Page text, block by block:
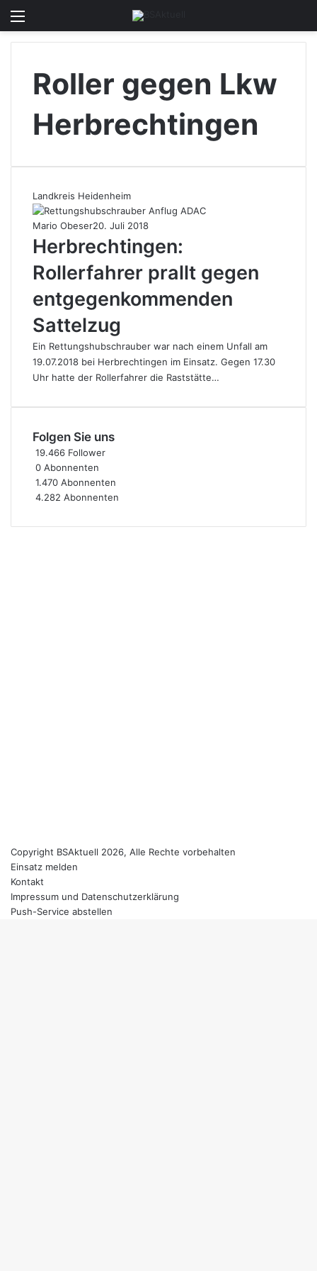
Roller gegen Lkw
Herbrechtingen
Landkreis Heidenheim
Mario Obeser20. Juli 2018
Herbrechtingen:
Rollerfahrer prallt gegen
entgegenkommenden
Sattelzug
Ein Rettungshubschrauber war nach einem Unfall am
19.07.2018 bei Herbrechtingen im Einsatz. Gegen 17.30
Uhr hatte der Rollerfahrer die Raststätte…
Folgen Sie uns
19.466 Follower
0 Abonnenten
1.470 Abonnenten
4.282 Abonnenten
Copyright BSAktuell 2026, Alle Rechte vorbehalten
Einsatz melden
Kontakt
Impressum und Datenschutzerklärung
Push-Service abstellen